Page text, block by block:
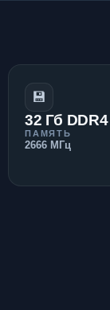
💾
32 Гб DDR4
ПАМЯТЬ
2666 МГц